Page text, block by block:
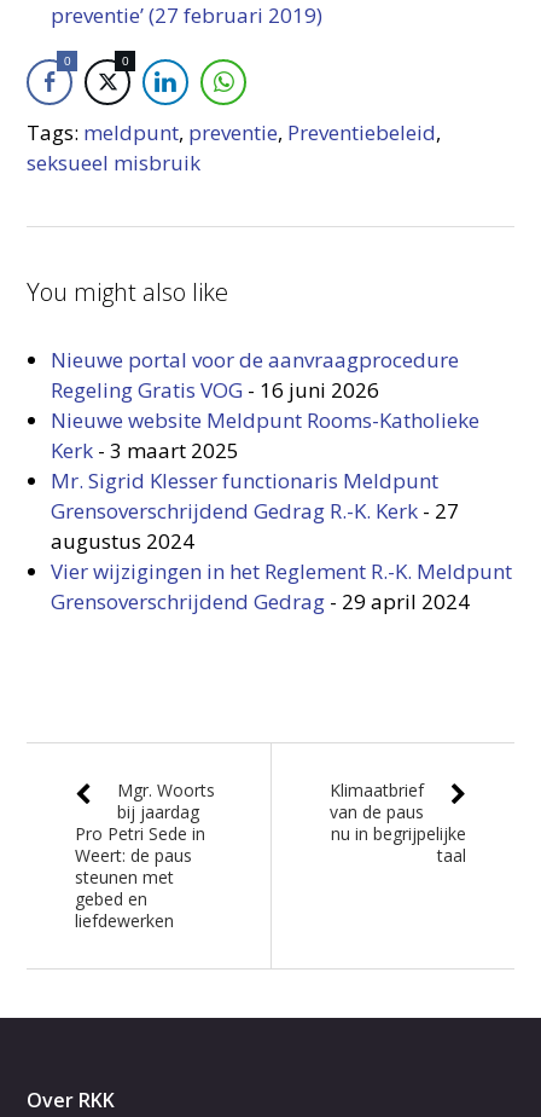
preventie’ (27 februari 2019)
0 0
Tags: meldpunt, preventie, Preventiebeleid,
seksueel misbruik
You might also like
Nieuwe portal voor de aanvraagprocedure
Regeling Gratis VOG - 16 juni 2026
Nieuwe website Meldpunt Rooms-Katholieke
Kerk -3 maart 2025
Mr. Sigrid Klesser functionaris Meldpunt
Grensoverschrijdend Gedrag R.-K. Kerk - 27
augustus 2024
Vier wijzigingen in het Reglement R.-K. Meldpunt
Grensoverschrijdend Gedrag - 29 april 2024
Mgr. Woorts
bij jaardag
Pro Petri Sede in
Weert: de paus
steunen met
gebed en
liefdewerken
Klimaatbrief
van de paus
nu in begrijpelijke
taal
Over RKK